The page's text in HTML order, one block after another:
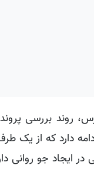
دارد که از یک
ایجاد جو روانی